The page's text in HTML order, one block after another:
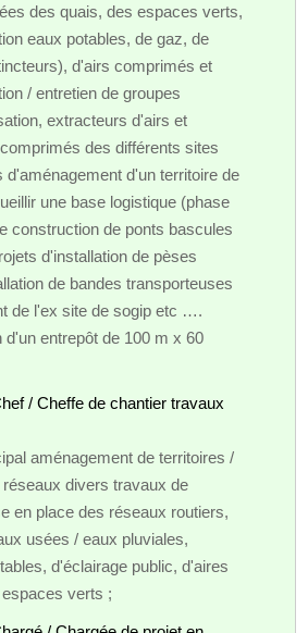
des quais, des espaces verts,
eaux potables, de gaz, de
d'airs comprimés et
/ entretien de groupes
extracteurs d'airs et
des différents sites
d'aménagement d'un territoire de
une base logistique (phase
construction de ponts bascules
d'installation de pèses
de bandes transporteuses
de l'ex site de sogip etc ….
d'un entrepôt de 100 m x 60
/ Cheffe de chantier travaux
aménagement de territoires /
divers travaux de
en place des réseaux routiers,
usées / eaux pluviales,
d'éclairage public, d'aires
verts ;